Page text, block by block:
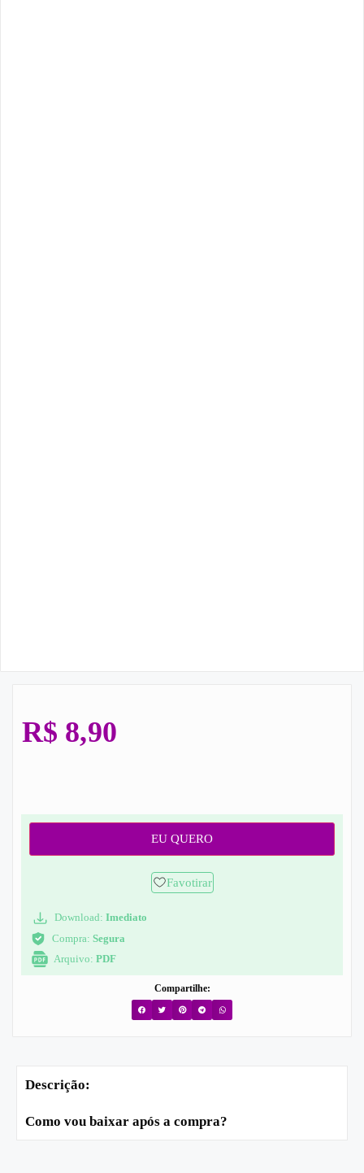
R$ 8,90
EU QUERO
Favotirar
Download: Imediato
Compra: Segura
Arquivo: PDF
Compartilhe:
Descrição:
Como vou baixar após a compra?